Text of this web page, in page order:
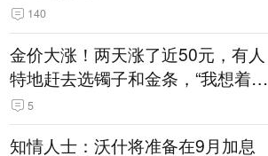
140
金价大涨！两天涨了近50元，有人
特地赶去选镯子和金条，“我想着买
起来可以保值，小批量进一些货”
5
知情人士：沃什将准备在9月加息